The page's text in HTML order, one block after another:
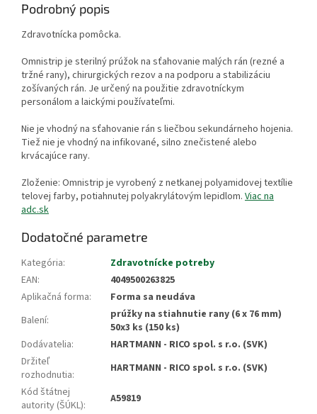
Podrobný popis
Zdravotnícka pomôcka.
Omnistrip je sterilný prúžok na sťahovanie malých rán (rezné a
tržné rany), chirurgických rezov a na podporu a stabilizáciu
zošívaných rán. Je určený na použitie zdravotníckym
personálom a laickými používateľmi.
Nie je vhodný na sťahovanie rán s liečbou sekundárneho hojenia.
Tiež nie je vhodný na infikované, silno znečistené alebo
krvácajúce rany.
Zloženie: Omnistrip je vyrobený z netkanej polyamidovej textílie
telovej farby, potiahnutej polyakrylátovým lepidlom. Viac na
adc.sk
Dodatočné parametre
Kategória:
Zdravotnícke potreby
EAN:
4049500263825
Aplikačná forma:
Forma sa neudáva
Balení:
prúžky na stiahnutie rany (6 x 76 mm)
50x3 ks (150 ks)
Dodávatelia:
HARTMANN - RICO spol. s r.o. (SVK)
Držiteľ
rozhodnutia:
HARTMANN - RICO spol. s r.o. (SVK)
Kód štátnej
autority (ŠÚKL):
A59819